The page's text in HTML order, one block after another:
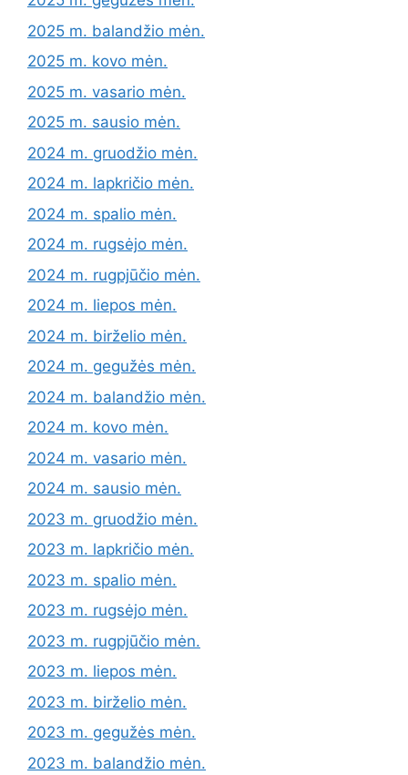
2025 m. balandžio mėn.
2025 m. kovo mėn.
2025 m. vasario mėn.
2025 m. sausio mėn.
2024 m. gruodžio mėn.
2024 m. lapkričio mėn.
2024 m. spalio mėn.
2024 m. rugsėjo mėn.
2024 m. rugpjūčio mėn.
2024 m. liepos mėn.
2024 m. birželio mėn.
2024 m. gegužės mėn.
2024 m. balandžio mėn.
2024 m. kovo mėn.
2024 m. vasario mėn.
2024 m. sausio mėn.
2023 m. gruodžio mėn.
2023 m. lapkričio mėn.
2023 m. spalio mėn.
2023 m. rugsėjo mėn.
2023 m. rugpjūčio mėn.
2023 m. liepos mėn.
2023 m. birželio mėn.
2023 m. gegužės mėn.
2023 m. balandžio mėn.